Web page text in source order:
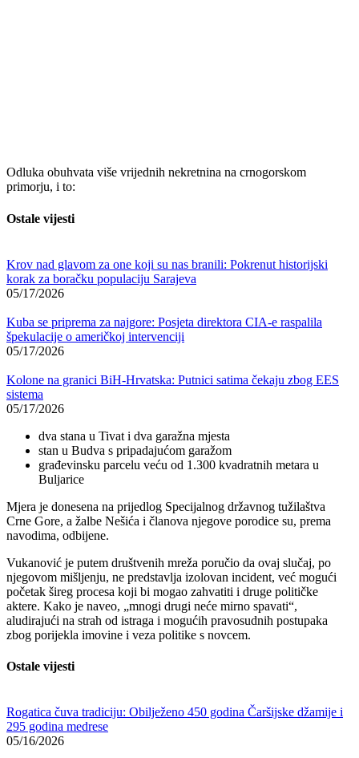
Odluka obuhvata više vrijednih nekretnina na crnogorskom
primorju, i to:
Ostale vijesti
Krov nad glavom za one koji su nas branili: Pokrenut historijski
korak za boračku populaciju Sarajeva
05/17/2026
Kuba se priprema za najgore: Posjeta direktora CIA-e raspalila
špekulacije o američkoj intervenciji
05/17/2026
Kolone na granici BiH-Hrvatska: Putnici satima čekaju zbog EES
sistema
05/17/2026
dva stana u Tivat i dva garažna mjesta
stan u Budva s pripadajućom garažom
građevinsku parcelu veću od 1.300 kvadratnih metara u
Buljarice
Mjera je donesena na prijedlog Specijalnog državnog tužilaštva
Crne Gore, a žalbe Nešića i članova njegove porodice su, prema
navodima, odbijene.
Vukanović je putem društvenih mreža poručio da ovaj slučaj, po
njegovom mišljenju, ne predstavlja izolovan incident, već mogući
početak šireg procesa koji bi mogao zahvatiti i druge političke
aktere. Kako je naveo, „mnogi drugi neće mirno spavati“,
aludirajući na strah od istraga i mogućih pravosudnih postupaka
zbog porijekla imovine i veza politike s novcem.
Ostale vijesti
Rogatica čuva tradiciju: Obilježeno 450 godina Čaršijske džamije i
295 godina medrese
05/16/2026